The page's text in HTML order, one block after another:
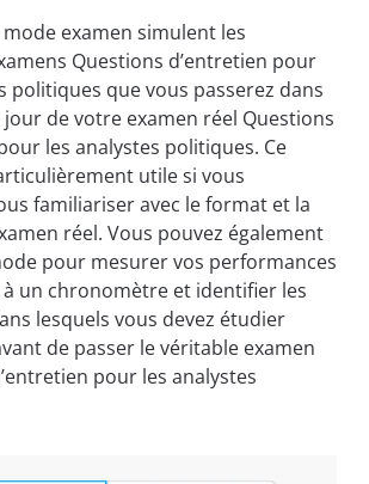
mode examen simulent les
Questions d’entretien pour
politiques que vous passerez dans
de votre examen réel Questions
les analystes politiques. Ce
utile si vous
familiariser avec le format et la
réel. Vous pouvez également
pour mesurer vos performances
un chronomètre et identifier les
lesquels vous devez étudier
de passer le véritable examen
pour les analystes